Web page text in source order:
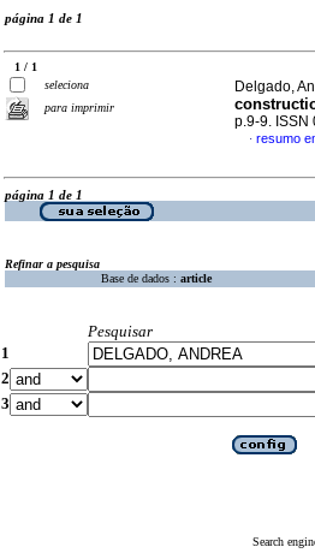
página 1 de 1
1 / 1
seleciona
para imprimir
Delgado,
p.9-9. ISSN
· resumo
página 1 de 1
Refinar a pesquisa
Base de dados : article
Pesquisar
1
2
3
Search